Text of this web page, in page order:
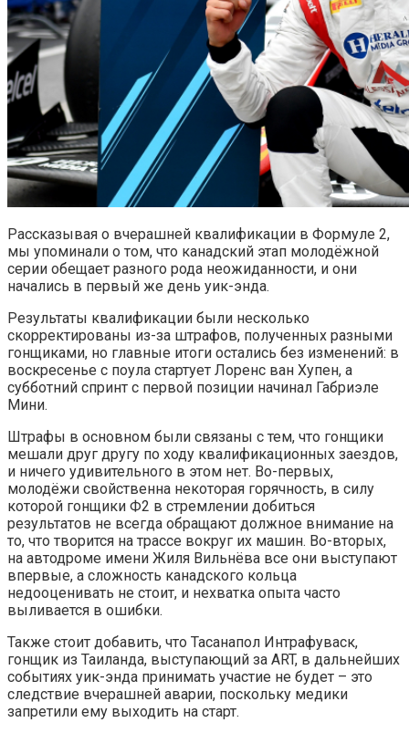
Рассказывая о вчерашней квалификации в Формуле 2,
мы упоминали о том, что канадский этап молодёжной
серии обещает разного рода неожиданности, и они
начались в первый же день уик-энда.
Результаты квалификации были несколько
скорректированы из-за штрафов, полученных разными
гонщиками, но главные итоги остались без изменений: в
воскресенье с поула стартует Лоренс ван Хупен, а
субботний спринт с первой позиции начинал Габриэле
Мини.
Штрафы в основном были связаны с тем, что гонщики
мешали друг другу по ходу квалификационных заездов,
и ничего удивительного в этом нет. Во-первых,
молодёжи свойственна некоторая горячность, в силу
которой гонщики Ф2 в стремлении добиться
результатов не всегда обращают должное внимание на
то, что творится на трассе вокруг их машин. Во-вторых,
на автодроме имени Жиля Вильнёва все они выступают
впервые, а сложность канадского кольца
недооценивать не стоит, и нехватка опыта часто
выливается в ошибки.
Также стоит добавить, что Тасанапол Интрафуваск,
гонщик из Таиланда, выступающий за ART, в дальнейших
событиях уик-энда принимать участие не будет – это
следствие вчерашней аварии, поскольку медики
запретили ему выходить на старт.